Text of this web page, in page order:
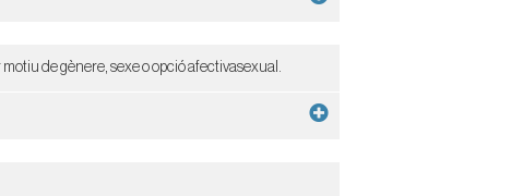
de gènere, sexe o opció afectivasexual.